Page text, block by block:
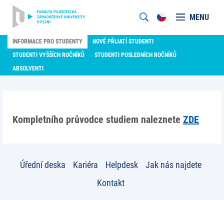
MENU
INFORMACE PRO STUDENTY
NOVĚ PŘIJATÍ STUDENTI
STUDENTI VYŠŠÍCH ROČNÍKŮ
STUDENTI POSLEDNÍCH ROČNÍKŮ
ABSOLVENTI
Kompletního průvodce studiem naleznete ZDE
Úřední deska Kariéra Helpdesk
Jak nás najdete
Kontakt